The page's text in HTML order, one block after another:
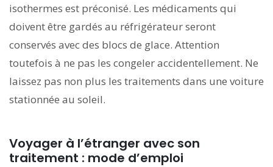
isothermes est préconisé. Les médicaments qui
doivent être gardés au réfrigérateur seront
conservés avec des blocs de glace. Attention
toutefois à ne pas les congeler accidentellement. Ne
laissez pas non plus les traitements dans une voiture
stationnée au soleil.
Voyager à l’étranger avec son
traitement : mode d’emploi